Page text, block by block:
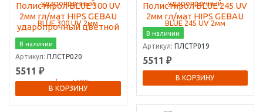
Полистирол BLUE 300 UV
2мм гл/мат HIPS GEBAU
ударопрочный цветной
В наличии
Артикул: ПЛСТР020
5511 ₽
В КОРЗИНУ
Полистирол BLUE 245 UV
2мм гл/мат HIPS GEBAU
В наличии
Артикул: ПЛСТР019
5511 ₽
В КОРЗИНУ